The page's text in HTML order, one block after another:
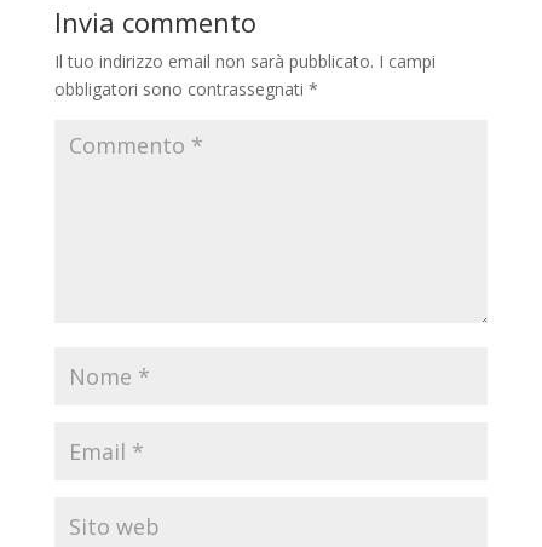
Invia commento
Il tuo indirizzo email non sarà pubblicato. I campi
obbligatori sono contrassegnati *